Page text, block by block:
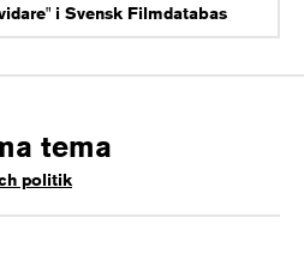
i Svensk Filmdatabas
tema
politik